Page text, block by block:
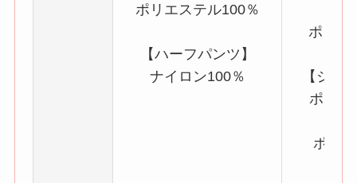
ポリエステル100％
【ハーフパンツ】
ナイロン100％
ポリエ
【ジョ
ポリエ
ポリ